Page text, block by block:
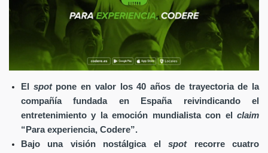
El spot pone en valor los 40 años de trayectoria de la
compañía fundada en España reivindicando el
entretenimiento y la emoción mundialista con el claim
“Para experiencia, Codere”.
Bajo una visión nostálgica elspotrecorre cuatro